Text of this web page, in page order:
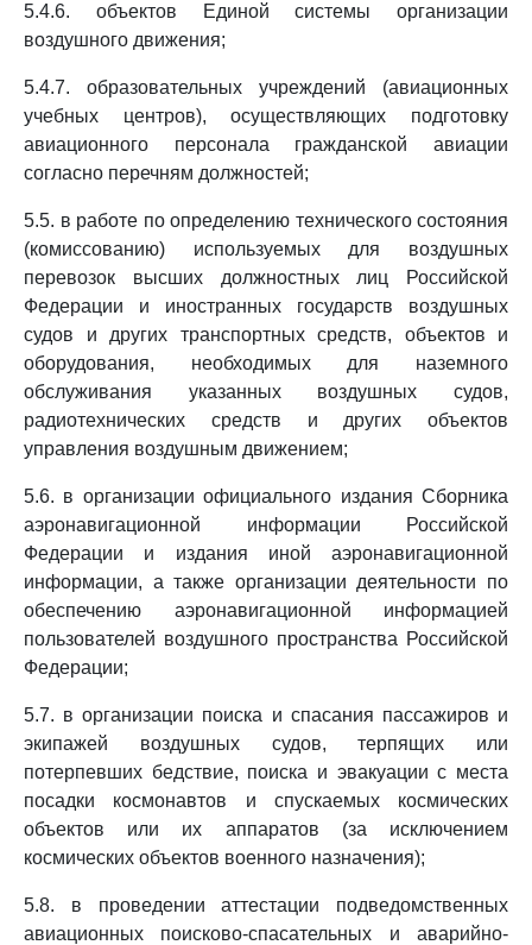
5.4.6. объектов Единой системы организации
воздушного движения;
5.4.7. образовательных учреждений (авиационных
учебных центров), осуществляющих подготовку
авиационного персонала гражданской авиации
согласно перечням должностей;
5.5. в работе по определению технического состояния
(комиссованию) используемых для воздушных
перевозок высших должностных лиц Российской
Федерации и иностранных государств воздушных
судов и других транспортных средств, объектов и
оборудования, необходимых для наземного
обслуживания указанных воздушных судов,
радиотехнических средств и других объектов
управления воздушным движением;
5.6. в организации официального издания Сборника
аэронавигационной информации Российской
Федерации и издания иной аэронавигационной
информации, а также организации деятельности по
обеспечению аэронавигационной информацией
пользователей воздушного пространства Российской
Федерации;
5.7. в организации поиска и спасания пассажиров и
экипажей воздушных судов, терпящих или
потерпевших бедствие, поиска и эвакуации с места
посадки космонавтов и спускаемых космических
объектов или их аппаратов (за исключением
космических объектов военного назначения);
5.8. в проведении аттестации подведомственных
авиационных поисково-спасательных и аварийно-